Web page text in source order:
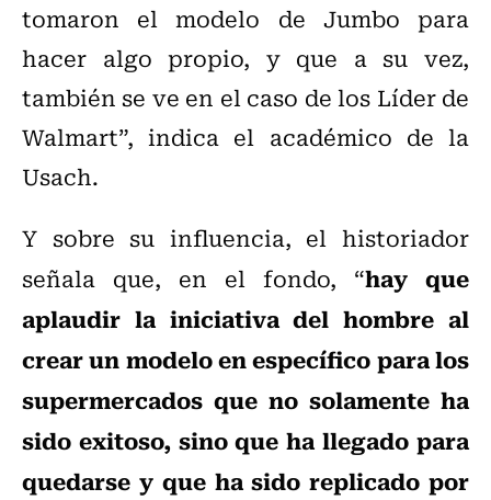
tomaron el modelo de Jumbo para
hacer algo propio, y que a su vez,
también se ve en el caso de los Líder de
Walmart”, indica el académico de la
Usach.
Y sobre su influencia, el historiador
señala que, en el fondo, “hay que
aplaudir la iniciativa del hombre al
crear un modelo en específico para los
supermercados que no solamente ha
sido exitoso, sino que ha llegado para
quedarse y que ha sido replicado por